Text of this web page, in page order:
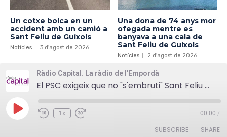
Un cotxe bolca en un
accident amb un camió a
Sant Feliu de Guíxols
Notícies 3 d'agost de 2026
Una dona de 74 anys mor
ofegada mentre es
banyava a una cala de
Sant Feliu de Guíxols
Notícies 2 d'agost de 2026
Ràdio Capital. La ràdio de l'Empordà
El PSC exigeix que no "s'embruti" Sant Feliu amb llaços grocs i pancartes
Play
Episode
1x 00:00 /
SUBSCRIBE SHARE